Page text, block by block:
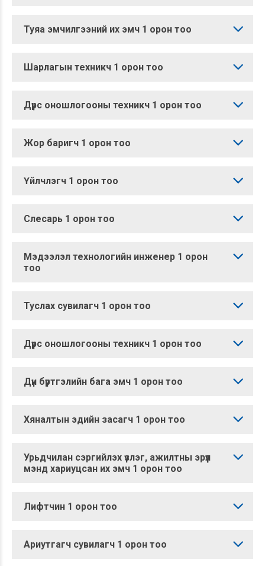
Туяа эмчилгээний их эмч 1 орон тоо
Шарлагын техникч 1 орон тоо
Дүрс оношлогооны техникч 1 орон тоо
Жор баригч 1 орон тоо
Үйлчлэгч 1 орон тоо
Слесарь 1 орон тоо
Мэдээлэл технологийн инженер 1 орон
тоо
Туслах сувилагч 1 орон тоо
Дүрс оношлогооны техникч 1 орон тоо
Дүн бүртгэлийн бага эмч 1 орон тоо
Хяналтын эдийн засагч 1 орон тоо
Урьдчилан сэргийлэх үзлэг, ажилтны эрүүл
мэнд хариуцсан их эмч 1 орон тоо
Лифтчин 1 орон тоо
Ариутгагч сувилагч 1 орон тоо